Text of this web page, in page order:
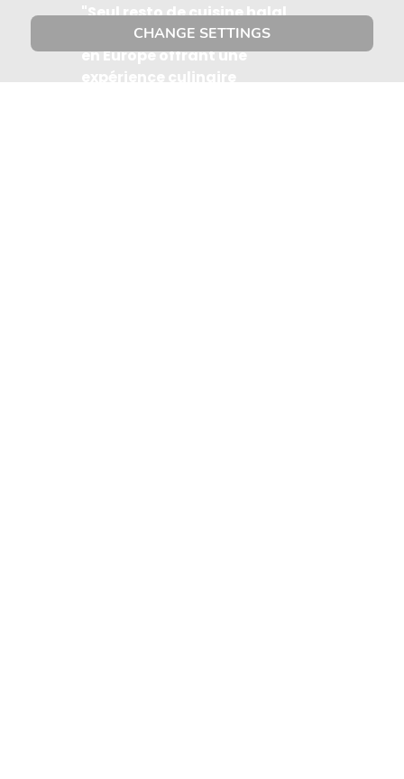
"Seul resto de cuisine halal
gastronomique dans le pays et
en Europe offrant une
CHANGE SETTINGS